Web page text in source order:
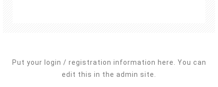
Put your login / registration information here. You can
edit this in the admin site.